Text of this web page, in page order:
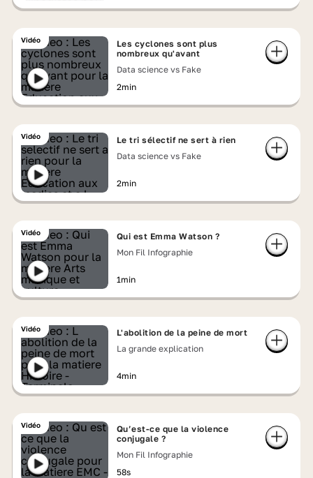
Vidéo
Les cyclones sont plus
nombreux qu'avant
Data science vs Fake
2min
Vidéo
Le tri sélectif ne sert à rien
Data science vs Fake
2min
Vidéo
Qui est Emma Watson ?
Mon Fil Infographie
1min
Vidéo
L'abolition de la peine de mort
La grande explication
4min
Vidéo
Qu’est-ce que la violence
conjugale ?
Mon Fil Infographie
58s